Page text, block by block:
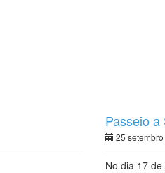
Passeio a
25
No dia 17